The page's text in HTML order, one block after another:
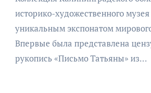
историко-художественного
уникальным экспонатом
Впервые была представлена
рукопись «Письмо Татьяны» из…